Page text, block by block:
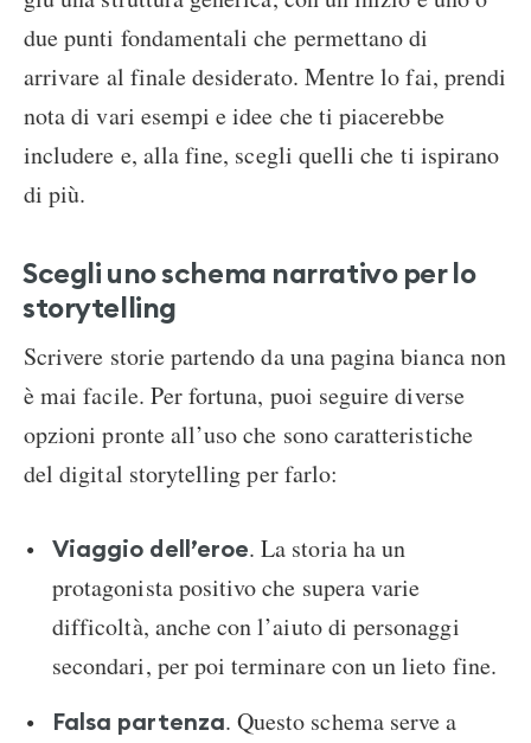
due punti fondamentali che permettano di
arrivare al finale desiderato. Mentre lo fai, prendi
nota di vari esempi e idee che ti piacerebbe
includere e, alla fine, scegli quelli che ti ispirano
di più.
Scegli uno schema narrativo per lo
storytelling
Scrivere storie partendo da una pagina bianca non
è mai facile. Per fortuna, puoi seguire diverse
opzioni pronte all’uso che sono caratteristiche
del digital storytelling per farlo:
Viaggio dell’eroe. La storia ha un
protagonista positivo che supera varie
difficoltà, anche con l’aiuto di personaggi
secondari, per poi terminare con un lieto fine.
Falsa partenza. Questo schema serve a